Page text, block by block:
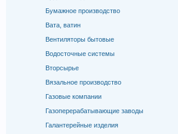
Бумажное производство
Вата, ватин
Вентиляторы бытовые
Водосточные системы
Вторсырье
Вязальное производство
Газовые компании
Газоперерабатывающие заводы
Галантерейные изделия